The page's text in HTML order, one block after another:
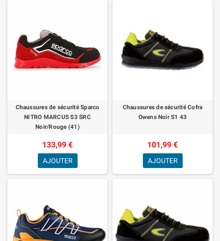
Chaussures de sécurité Sparco
NITRO MARCUS S3 SRC
Noir/Rouge (41)
133,99 €
AJOUTER
Chaussures de sécurité Cofra
Owens Noir S1 43
101,99 €
AJOUTER